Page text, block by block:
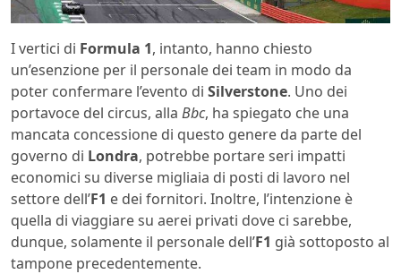
I vertici di Formula 1, intanto, hanno chiesto
un’esenzione per il personale dei team in modo da
poter confermare l’evento di Silverstone. Uno dei
portavoce del circus, alla Bbc, ha spiegato che una
mancata concessione di questo genere da parte del
governo di Londra, potrebbe portare seri impatti
economici su diverse migliaia di posti di lavoro nel
settore dell’F1 e dei fornitori. Inoltre, l’intenzione è
quella di viaggiare su aerei privati dove ci sarebbe,
dunque, solamente il personale dell’F1 già sottoposto al
tampone precedentemente.